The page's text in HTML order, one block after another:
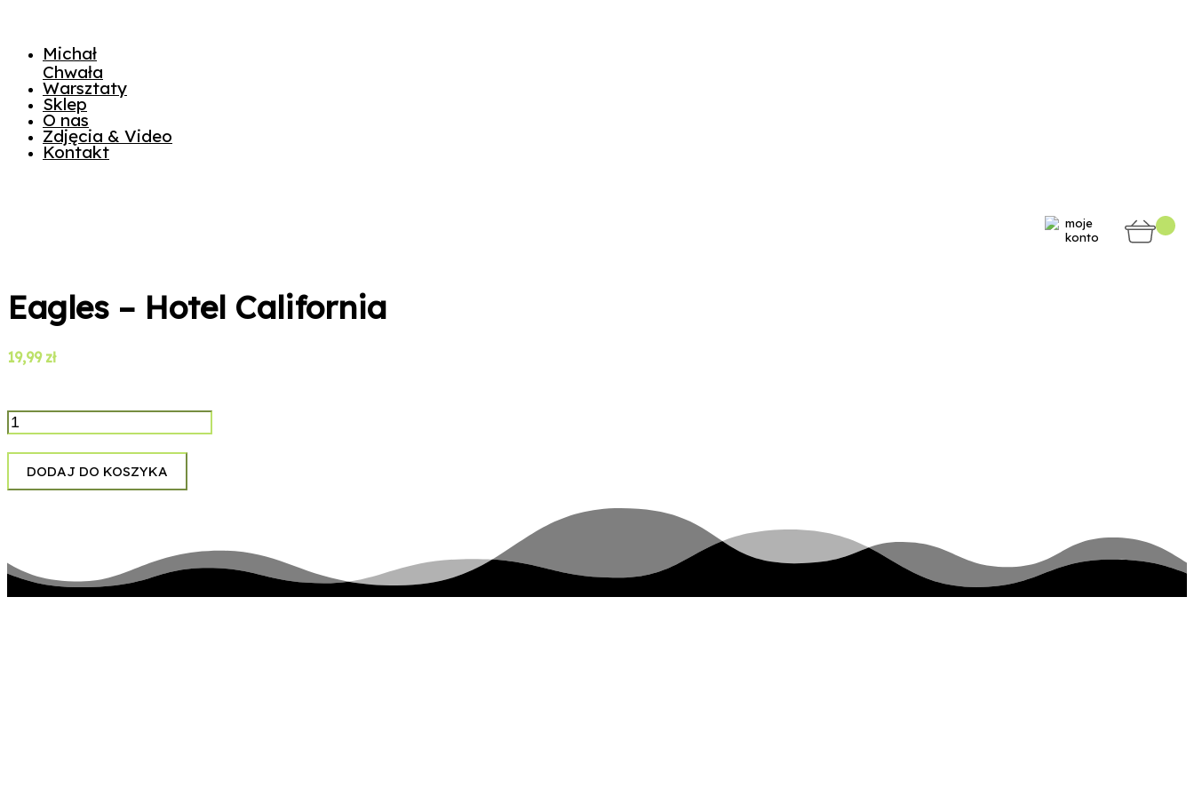
Michał
Chwała
Warsztaty
Sklep
O nas
Zdjęcia & Video
Kontakt
moje
konto
Eagles – Hotel California
19,99 zł
Eagles
-
Hotel
California
DODAJ DO KOSZYKA